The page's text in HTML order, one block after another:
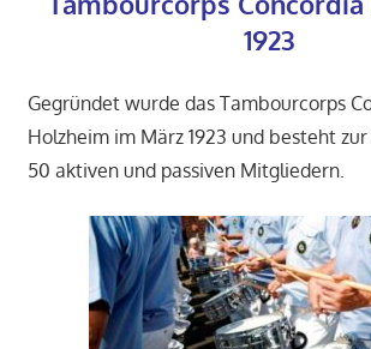
1923
Gegründet wurde das Tambourcorps
Holzheim im März 1923 und besteht
50 aktiven und passiven Mitgliedern.